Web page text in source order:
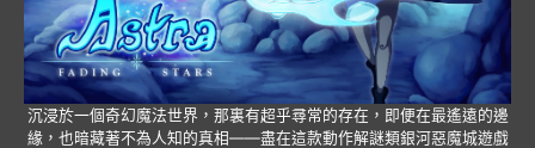
沉浸於一個奇幻魔法世界，那裏有超乎尋常的存在，即便在最遙遠的邊
緣，也暗藏著不為人知的真相——盡在這款動作解謎類銀河惡魔城遊戲